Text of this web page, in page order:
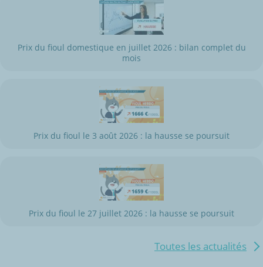
Prix du fioul domestique en juillet 2026 : bilan complet du
mois
Prix du fioul le 3 août 2026 : la hausse se poursuit
Prix du fioul le 27 juillet 2026 : la hausse se poursuit
Toutes les actualités